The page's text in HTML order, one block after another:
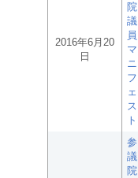
2016年6月20
日
院
議
員
マ
ニ
フ
ェ
ス
ト
参
議
院